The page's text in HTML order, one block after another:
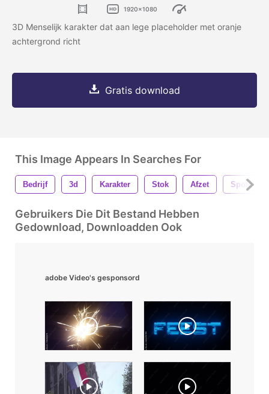
1920x1080
3D Menselijk karakter dat aan lege placeholder met oranje
achtergrond richt
Gratis download
This Image Appears In Searches For
Bedrijf 3d Karakter Stok Afzet Spotprent
Gebruikers Die Dit Bestand Hebben
Gedownload, Downloadden Ook
adobe Video's gesponsord